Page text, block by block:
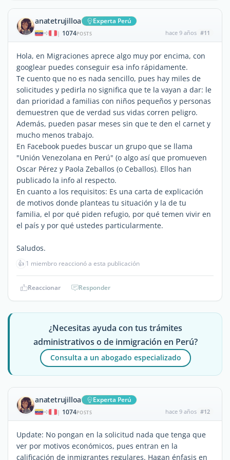
anatetrujilloa Experta Perú
| 1074POSTS hace 9 años #11
Hola, en Migraciones aprece algo muy por encima, con
googlear puedes conseguir esa info rápidamente.
Te cuento que no es nada sencillo, pues hay miles de
solicitudes y pedirla no significa que te la vayan a dar: le
dan prioridad a familias con niños pequeños y personas
demuestren que de verdad sus vidas corren peligro.
Además, pueden pasar meses sin que te den el carnet y
mucho menos trabajo.
En Facebook puedes buscar un grupo que se llama
"Unión Venezolana en Perú" (o algo así que promueven
Oscar Pérez y Paola Zeballos (o Ceballos). Ellos han
publicado la info al respecto.
En cuanto a los requisitos: Es una carta de explicación
de motivos donde planteas tu situación y la de tu
familia, el por qué piden refugio, por qué temen vivir en
el país y por qué ustedes particularmente.
Saludos.
👍 1 miembro reaccionó a esta publicación
Reaccionar Responder
¿Necesitas ayuda con tus trámites
administrativos o de inmigración en Perú?
Consulta a un abogado especializado
anatetrujilloa Experta Perú
| 1074POSTS hace 9 años #12
Update: No pongan en la solicitud nada que tenga que
ver por motivos económicos, pues entran en la
calificación de inmigrantes regulares. Hagan énfasis en